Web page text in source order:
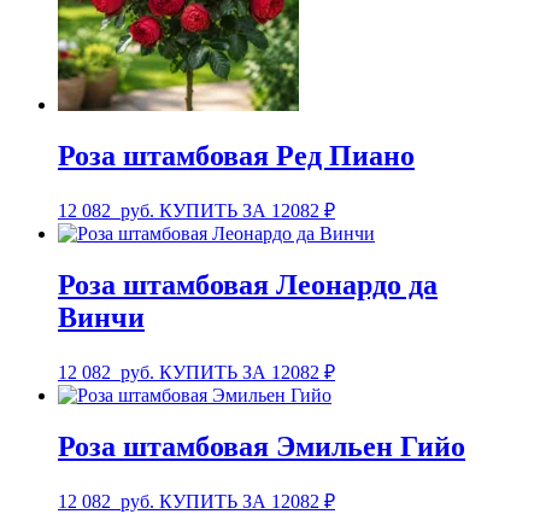
Роза штамбовая Ред Пиано
12 082 руб. КУПИТЬ ЗА 12082 ₽
Роза штамбовая Леонардо да
Винчи
12 082 руб. КУПИТЬ ЗА 12082 ₽
Роза штамбовая Эмильен Гийо
12 082 руб. КУПИТЬ ЗА 12082 ₽